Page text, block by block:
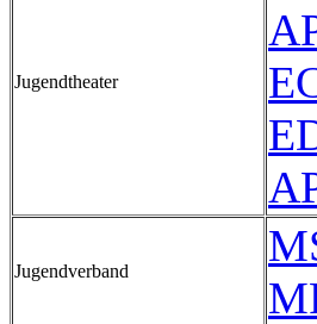
Jugendtheater
Jugendverband